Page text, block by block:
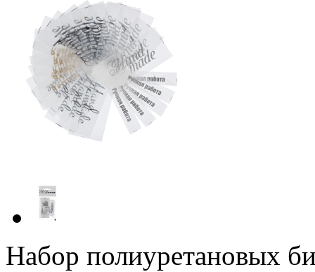
Набор полиуретановых